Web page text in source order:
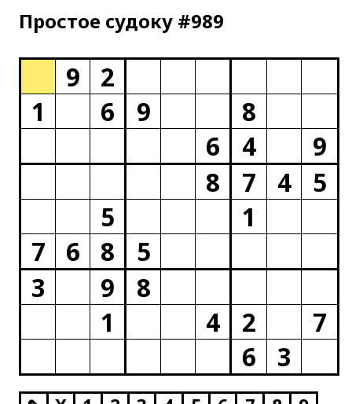
Простое cудоку #989
9
2
1
6 9
8
6
4
9
8
7 4
5
5
1
7
6 8
5
3
9
8
1
4 2
7
6
3